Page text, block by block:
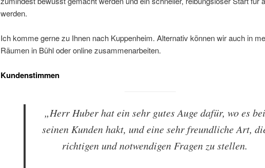
werden.
Ich komme gerne zu Ihnen nach Kuppenheim. Alternativ können wir auch in
Räumen in Bühl oder online zusammenarbeiten.
Kundenstimmen
„Herr Huber hat ein sehr gutes Auge dafür, wo es bei
seinen Kunden hakt, und eine sehr freundliche Art,
richtigen und notwendigen Fragen zu stellen.